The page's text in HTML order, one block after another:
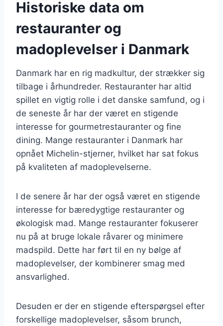
Historiske data om
restauranter og
madoplevelser i Danmark
Danmark har en rig madkultur, der strækker sig
tilbage i århundreder. Restauranter har altid
spillet en vigtig rolle i det danske samfund, og i
de seneste år har der været en stigende
interesse for gourmetrestauranter og fine
dining. Mange restauranter i Danmark har
opnået Michelin-stjerner, hvilket har sat fokus
på kvaliteten af madoplevelserne.
I de senere år har der også været en stigende
interesse for bæredygtige restauranter og
økologisk mad. Mange restauranter fokuserer
nu på at bruge lokale råvarer og minimere
madspild. Dette har ført til en ny bølge af
madoplevelser, der kombinerer smag med
ansvarlighed.
Desuden er der en stigende efterspørgsel efter
forskellige madoplevelser, såsom brunch,